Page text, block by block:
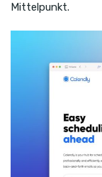
Mittelpunkt.